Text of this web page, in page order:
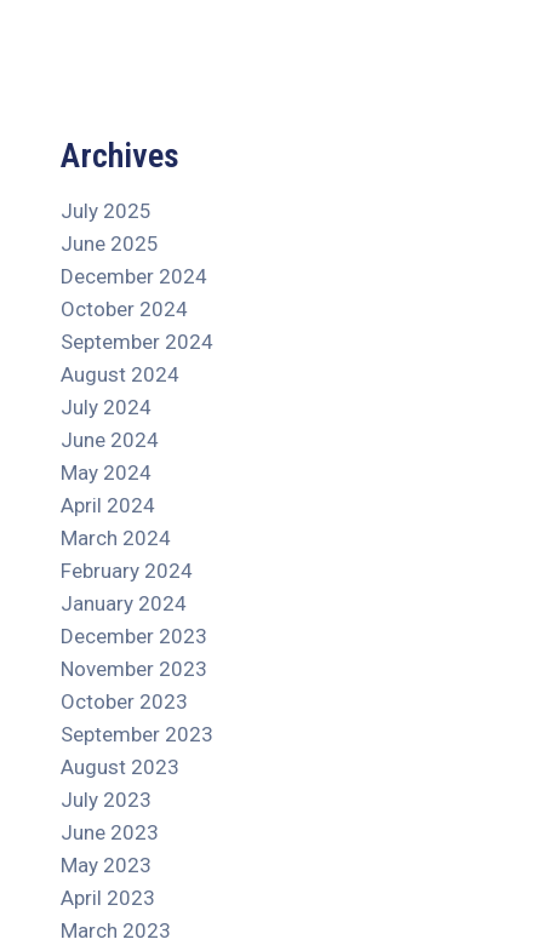
Archives
July 2025
June 2025
December 2024
October 2024
September 2024
August 2024
July 2024
June 2024
May 2024
April 2024
March 2024
February 2024
January 2024
December 2023
November 2023
October 2023
September 2023
August 2023
July 2023
June 2023
May 2023
April 2023
March 2023